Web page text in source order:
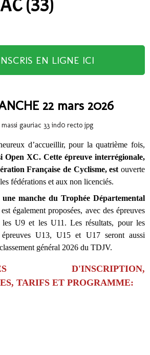
(33)
EN LIGNE ICI
22 mars 2026
d’accueillir, pour la quatrième fois,
Open XC. Cette épreuve interrégionale,
Française de Cyclisme, est ouverte
fédérations et aux non licenciés.
manche du Trophée Départemental
également proposées, avec des épreuves
les U9 et les U11. Les résultats, pour les
U13, U15 et U17 seront aussi
général 2026 du TDJV.
D'INSCRIPTION,
TARIFS ET PROGRAMME: